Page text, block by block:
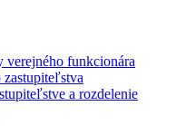
verejného funkcionára
zastupiteľstva
a rozdelenie